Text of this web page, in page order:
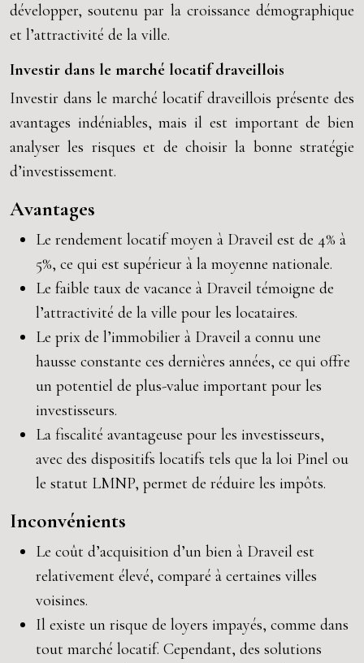
développer, soutenu par la croissance démographique
et l’attractivité de la ville.
Investir dans le marché locatif draveillois
Investir dans le marché locatif draveillois présente des
avantages indéniables, mais il est important de bien
analyser les risques et de choisir la bonne stratégie
d’investissement.
Avantages
Le rendement locatif moyen à Draveil est de 4% à
5%, ce qui est supérieur à la moyenne nationale.
Le faible taux de vacance à Draveil témoigne de
l’attractivité de la ville pour les locataires.
Le prix de l’immobilier à Draveil a connu une
hausse constante ces dernières années, ce qui offre
un potentiel de plus-value important pour les
investisseurs.
La fiscalité avantageuse pour les investisseurs,
avec des dispositifs locatifs tels que la loi Pinel ou
le statut LMNP, permet de réduire les impôts.
Inconvénients
Le coût d’acquisition d’un bien à Draveil est
relativement élevé, comparé à certaines villes
voisines.
Il existe un risque de loyers impayés, comme dans
tout marché locatif. Cependant, des solutions